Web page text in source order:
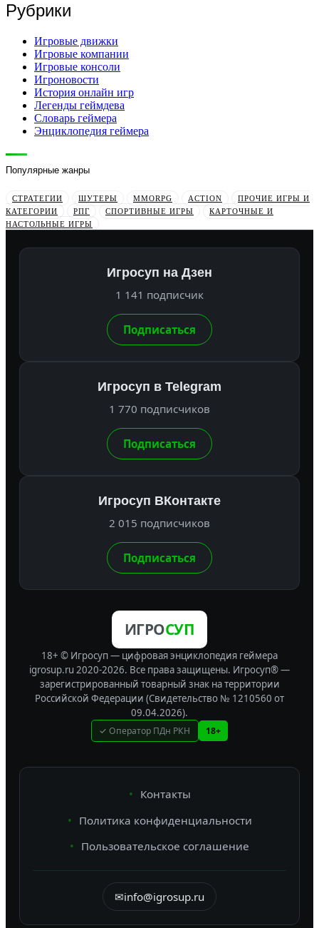
Рубрики
Игровые движки
Игровые компании
Игровые консоли
Игроновости
История онлайн игр
Легенды геймдева
Словарь геймера
Энциклопедия геймера
Популярные жанры
СТРАТЕГИИ ШУТЕРЫ MMORPG ACTION
ПРОЧИЕ ИГРЫ И
КАТЕГОРИИ
РПГ СПОРТИВНЫЕ ИГРЫ
КАРТОЧНЫЕ И
НАСТОЛЬНЫЕ ИГРЫ
Игросуп на Дзен
1 141 подписчик
Подписаться
Игросуп в Telegram
1 770 подписчиков
Подписаться
Игросуп ВКонтакте
2 015 подписчиков
Подписаться
ИГРОСУП
18+ © Игросуп — цифровая энциклопедия геймера
igrosup.ru 2020-2026. Все права защищены. Игросуп® —
зарегистрированный товарный знак на территории
Российской Федерации (Свидетельство № 1210560 от
09.04.2026).
✓ Оператор ПДн РКН 18+
Контакты
Политика конфиденциальности
Пользовательское соглашение
✉info@igrosup.ru